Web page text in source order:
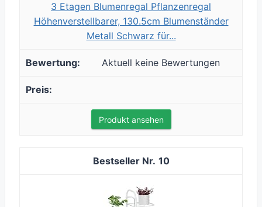
3 Etagen Blumenregal Pflanzenregal
Höhenverstellbarer, 130.5cm Blumenständer
Metall Schwarz für...
Aktuell keine Bewertungen
Produkt ansehen
10